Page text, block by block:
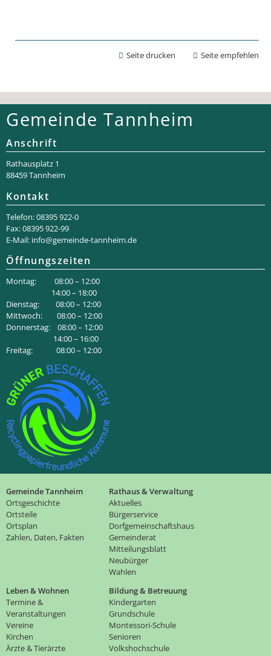
Seite drucken Seite empfehlen
Gemeinde Tannheim
Anschrift
Rathaus­platz 1
88459 Tannheim
Kontakt
Telefon: 08395 922-0
Fax: 08395 922-99
E-Mail: info@gemeinde-tannheim.de
Öffnungszeiten
Montag: 08:00 – 12:00
14:00 – 18:00
Dienstag: 08:00 – 12:00
Mittwoch: 08:00 – 12:00
Donnerstag: 08:00 – 12:00
14:00 – 16:00
Freitag: 08:00 – 12:00
Gemeinde Tannheim
Ortsgeschichte
Ortsteile
Ortsplan
Zahlen, Daten, Fakten
Rathaus & Verwaltung
Aktuelles
Bürgerservice
Dorfgemeinschaftshaus
Gemeinderat
Mitteilungsblatt
Neubürger
Wahlen
Leben & Wohnen
Termine &
Veranstaltungen
Vereine
Kirchen
Ärzte & Tierärzte
Bildung & Betreuung
Kindergarten
Grundschule
Montessori-Schule
Senioren
Volkshochschule